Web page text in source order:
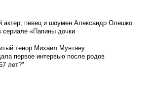
актер, певец и шоумен Александр Олешко
сериале «Папины дочки
тенор Михаил Мунтяну
первое интервью после родов
лет?"